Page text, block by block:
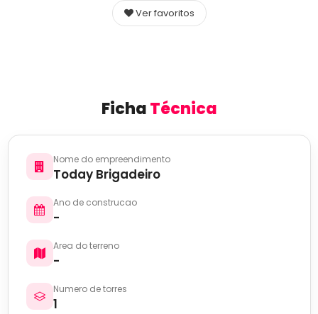
Ver favoritos
FichaTécnica
Nome do empreendimento
Today Brigadeiro
Ano de construcao
-
Area do terreno
-
Numero de torres
1